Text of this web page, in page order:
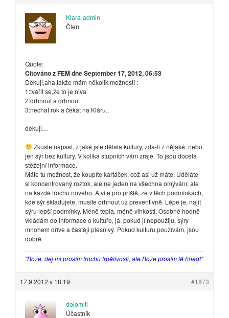
Klara-admin
Člen
Quote:
Citováno z FEM dne September 17, 2012, 06:53
Děkuji,aha,takže mám několik možností :
1:tvářit se,že to je niva
2:drhnout a drhnout
3:nechat rok a čekat na Kláru..
děkuji…
Zkuste napsat, z jaké jste dělala kultury, zda-li z nějaké, nebo
jen sýr bez kultury. V kolika stupních vám zraje. To jsou docela
stěžejní informace.
Máte tu možnost, že koupíte kartáček, což asi už máte. Uděláte
si koncentrovaný roztok, ale ne jeden na všechna omývání, ale
na každé trochu nového. A víte pro příště, že v těch podmínkách,
kde sýr skladujete, musíte drhnout už preventivně. Lépe je, najít
sýru lepší podmínky. Méně tepla, méně vlhkosti. Osobně hodně
vkládám do informace o kultuře, já, pokud jí nepoužiju, sýry
mnohem dříve a častěji plesnivý. Pokud kulturu používám, jsou
dobré.
"Bože, dej mi prosím trochu trpělivosti, ale Bože prosím tě hned!"
17.9.2012 v 18:19 #1873
dolomiti
Účastník